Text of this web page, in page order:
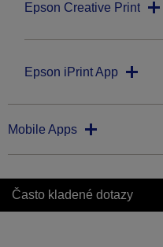
Epson Creative Print
Epson iPrint App
Mobile Apps
Často kladené dotazy